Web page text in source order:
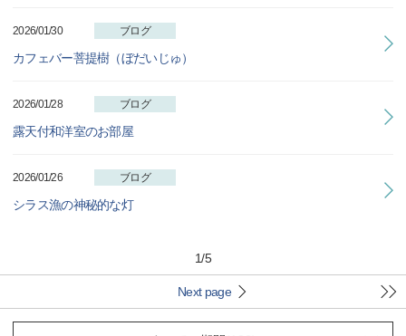
2026/01/30 ブログ
カフェバー菩提樹（ぼだいじゅ）
2026/01/28 ブログ
露天付和洋室のお部屋
2026/01/26 ブログ
シラス漁の神秘的な灯
1/5
Next page